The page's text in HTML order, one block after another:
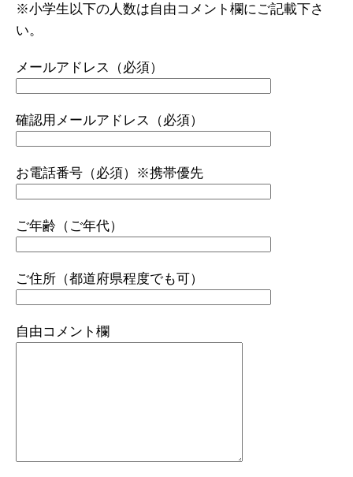
※小学生以下の人数は自由コメント欄にご記載下さ
い。
メールアドレス（必須）
確認用メールアドレス（必須）
お電話番号（必須）※携帯優先
ご年齢（ご年代）
ご住所（都道府県程度でも可）
自由コメント欄